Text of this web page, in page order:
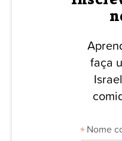
faça